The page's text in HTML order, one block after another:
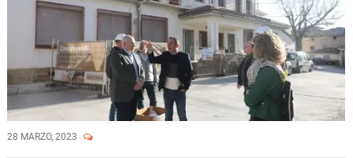
28 MARZO, 2023